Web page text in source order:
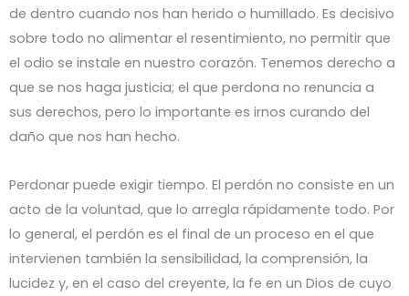
de dentro cuando nos han herido o humillado. Es decisivo
sobre todo no alimentar el resentimiento, no permitir que
el odio se instale en nuestro corazón. Tenemos derecho a
que se nos haga justicia; el que perdona no renuncia a
sus derechos, pero lo importante es irnos curando del
daño que nos han hecho.
Perdonar puede exigir tiempo. El perdón no consiste en un
acto de la voluntad, que lo arregla rápidamente todo. Por
lo general, el perdón es el final de un proceso en el que
intervienen también la sensibilidad, la comprensión, la
lucidez y, en el caso del creyente, la fe en un Dios de cuyo